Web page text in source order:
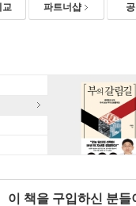
교 파트너샵
이 책을 구입하신 분